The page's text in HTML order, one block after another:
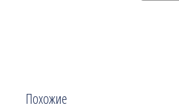
Похожие